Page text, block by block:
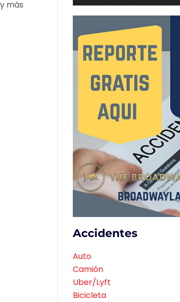
más
Accidentes
Auto
Camión
Uber/Lyft
Bicicleta